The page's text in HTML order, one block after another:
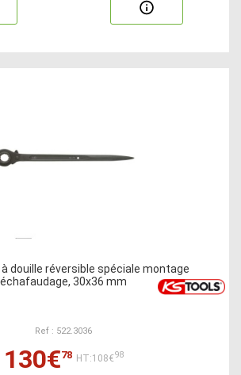
douille réversible spéciale montage
échafaudage, 30x36 mm
Ref : 522.3036
130€78 HT:108€98